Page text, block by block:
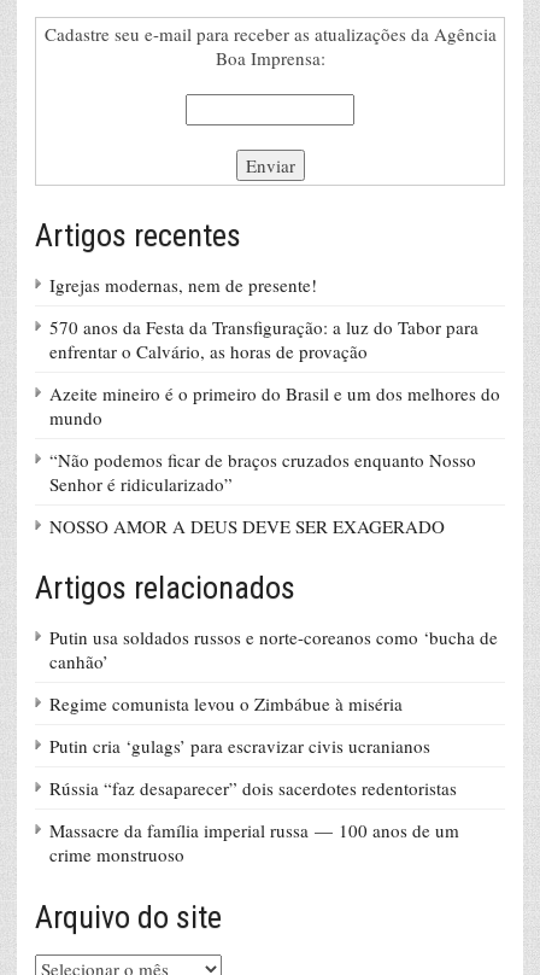
Cadastre seu e-mail para receber as atualizações da Agência
Boa Imprensa:
Artigos recentes
Igrejas modernas, nem de presente!
570 anos da Festa da Transfiguração: a luz do Tabor para
enfrentar o Calvário, as horas de provação
Azeite mineiro é o primeiro do Brasil e um dos melhores do
mundo
“Não podemos ficar de braços cruzados enquanto Nosso
Senhor é ridicularizado”
NOSSO AMOR A DEUS DEVE SER EXAGERADO
Artigos relacionados
Putin usa soldados russos e norte-coreanos como ‘bucha de
canhão’
Regime comunista levou o Zimbábue à miséria
Putin cria ‘gulags’ para escravizar civis ucranianos
Rússia “faz desaparecer” dois sacerdotes redentoristas
Massacre da família imperial russa — 100 anos de um
crime monstruoso
Arquivo do site
Arquivo